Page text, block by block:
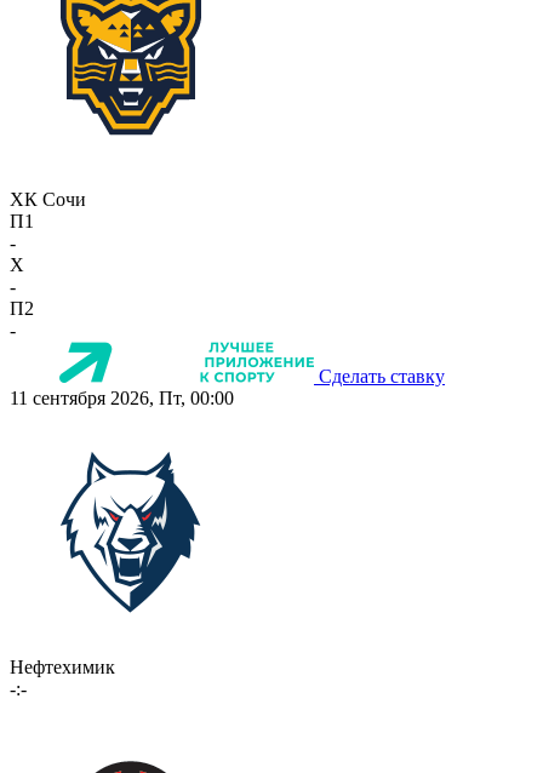
ХК Сочи
П1
-
X
-
П2
-
Сделать ставку
11 сентября 2026, Пт, 00:00
Нефтехимик
-:-